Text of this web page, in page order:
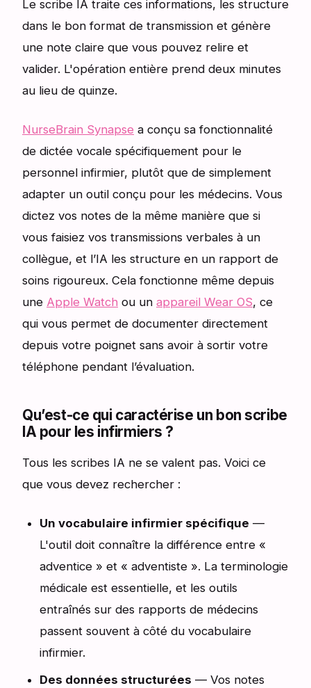
Le scribe IA traite ces informations, les structure
dans le bon format de transmission et génère
une note claire que vous pouvez relire et
valider. L'opération entière prend deux minutes
au lieu de quinze.
NurseBrain Synapse a conçu sa fonctionnalité
de dictée vocale spécifiquement pour le
personnel infirmier, plutôt que de simplement
adapter un outil conçu pour les médecins. Vous
dictez vos notes de la même manière que si
vous faisiez vos transmissions verbales à un
collègue, et l’IA les structure en un rapport de
soins rigoureux. Cela fonctionne même depuis
une Apple Watch ou un appareil Wear OS, ce
qui vous permet de documenter directement
depuis votre poignet sans avoir à sortir votre
téléphone pendant l’évaluation.
Qu’est-ce qui caractérise un bon scribe
IA pour les infirmiers ?
Tous les scribes IA ne se valent pas. Voici ce
que vous devez rechercher :
Un vocabulaire infirmier spécifique —
L'outil doit connaître la différence entre «
adventice » et « adventiste ». La terminologie
médicale est essentielle, et les outils
entraînés sur des rapports de médecins
passent souvent à côté du vocabulaire
infirmier.
Des données structurées — Vos notes